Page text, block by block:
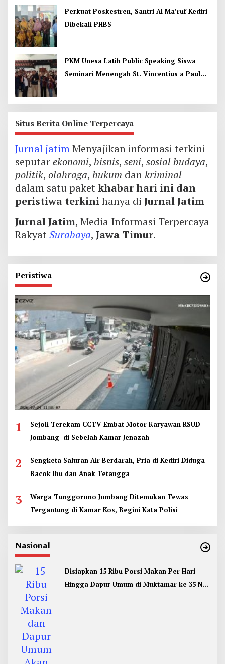
Perkuat Poskestren, Santri Al Ma’ruf Kediri
Dibekali PHBS
PKM Unesa Latih Public Speaking Siswa
Seminari Menengah St. Vincentius a Paulo
Situs Berita Online Terpercaya
Jurnal jatimMenyajikan informasi terkini
seputarekonomi, bisnis, seni, sosial budaya,
politik, olahraga, hukum dankriminal
dalam satu paketkhabar hari ini dan
peristiwa terkinihanya di Jurnal Jatim
Jurnal Jatim, Media Informasi Terpercaya
RakyatSurabaya, Jawa Timur.
Peristiwa
1
Sejoli Terekam CCTV Embat Motor Karyawan RSUD
Jombang di Sebelah Kamar Jenazah
2
Sengketa Saluran Air Berdarah, Pria di Kediri Diduga
Bacok Ibu dan Anak Tetangga
3
Warga Tunggorono Jombang Ditemukan Tewas
Tergantung di Kamar Kos, Begini Kata Polisi
Nasional
Disiapkan 15 Ribu Porsi Makan Per Hari
Hingga Dapur Umum di Muktamar ke 35 NU